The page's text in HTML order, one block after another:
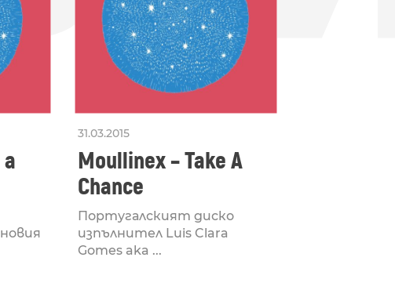
31.03.2015
Moullinex – Take A
Chance
Португалският диско
изпълнител Luis Clara
Gomes aka ...